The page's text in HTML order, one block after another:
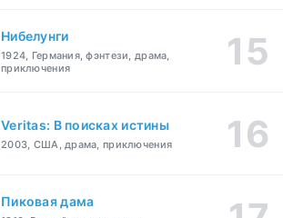
Нибелунги
1924, Германия, фэнтези, драма,
приключения
Veritas: В поисках истины
2003, США, драма, приключения
Пиковая дама